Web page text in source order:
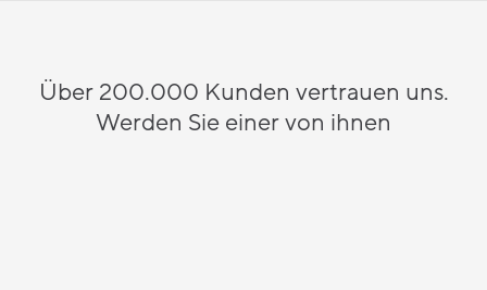
Über 200.000 Kunden vertrauen uns.
Werden Sie einer von ihnen